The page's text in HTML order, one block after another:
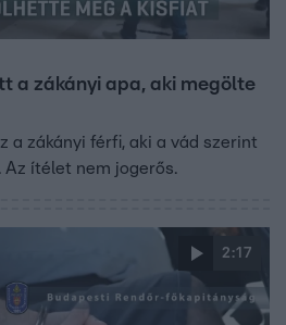
a zákányi apa, aki megölte
a zákányi férfi, aki a vád szerint
ítélet nem jogerős.
2:17